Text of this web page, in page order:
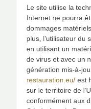
Le site utilise la
Internet ne pourra
dommages
plus, l’utilisateur du
en utilisant un
de virus et avec un
génération mis-à-
restauration.eu/ est
sur le territoire de
conformément aux